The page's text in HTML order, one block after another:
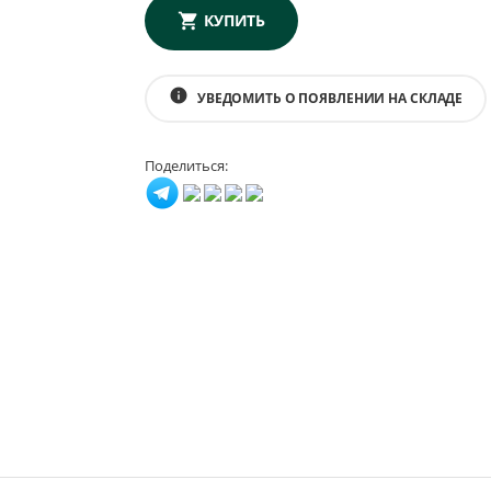
КУПИТЬ
info УВЕДОМИТЬ О ПОЯВЛЕНИИ НА СКЛАДЕ
Поделиться: